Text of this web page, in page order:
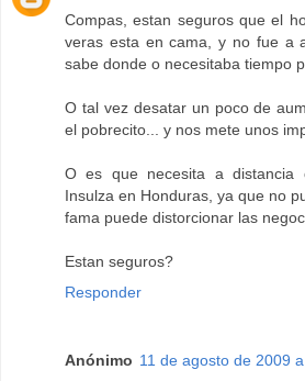
Compas, estan seguros que el
veras esta en cama, y no fue a
sabe donde o necesitaba tiempo
O tal vez desatar un poco de
el pobrecito... y nos mete unos
O es que necesita a distancia
Insulza en Honduras, ya que no
fama puede distorcionar las
Estan seguros?
Responder
Anónimo 11 de agosto de 2009